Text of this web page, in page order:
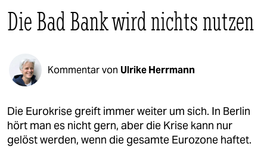
politik
öko
gesellschaft
kultur
sport
Die Bad Bank wird nichts nutzen
Kommentar von Ulrike Herrmann
Die Eurokrise greift immer weiter um sich. In Berlin
hört man es nicht gern, aber die Krise kann nur
gelöst werden, wenn die gesamte Eurozone haftet.